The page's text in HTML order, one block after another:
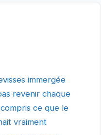
immergée
revenir chaque
ce que le
vraiment